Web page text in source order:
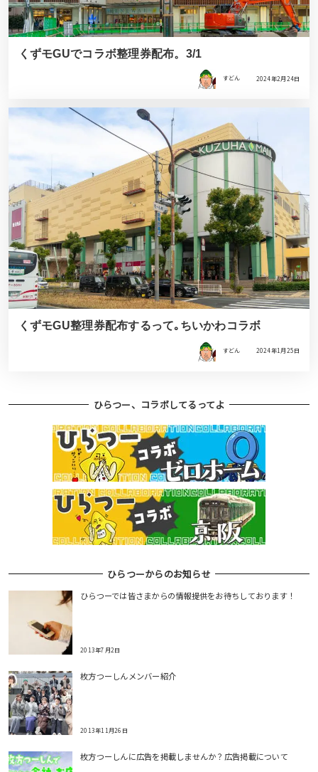
くずモGUでコラボ整理券配布。3/1
すどん 2024年2月24日
くずモGU整理券配布するって｡ちいかわコラボ
すどん 2024年1月25日
ひらつー、コラボしてるってよ
ひらつーからのお知らせ
ひらつーでは皆さまからの情報提供をお待ちしております！
2013年7月2日
枚方つーしんメンバー紹介
2013年11月26日
枚方つーしんに広告を掲載しませんか？広告掲載について